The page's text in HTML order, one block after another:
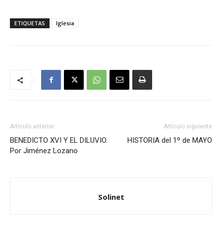
ETIQUETAS Iglesia
Artículo anterior
BENEDICTO XVI Y EL DILUVIO.
Por Jiménez Lozano
Artículo siguiente
HISTORIA del 1º de MAYO
Solinet